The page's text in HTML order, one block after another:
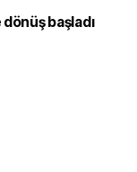
başladı